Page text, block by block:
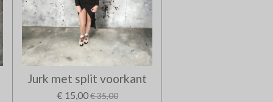
Jurk met split voorkant
€ 15,00€ 35,00